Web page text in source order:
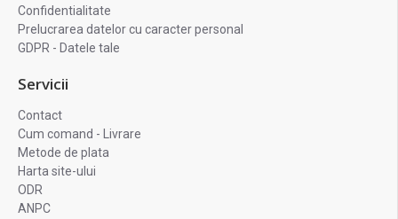
Confidentialitate
Prelucrarea datelor cu caracter personal
GDPR - Datele tale
Servicii
Contact
Cum comand - Livrare
Metode de plata
Harta site-ului
ODR
ANPC